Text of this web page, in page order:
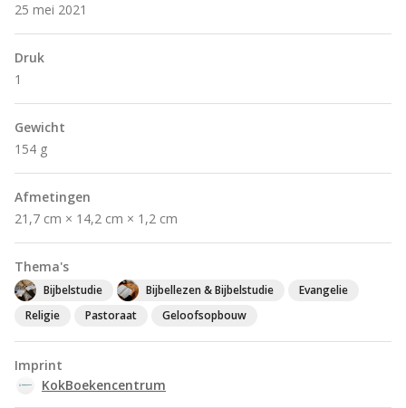
25 mei 2021
Druk
1
Gewicht
154 g
Afmetingen
21,7 cm × 14,2 cm × 1,2 cm
Thema's
Bijbelstudie Bijbellezen & Bijbelstudie
Evangelie
Religie
Pastoraat Geloofsopbouw
Imprint
KokBoekencentrum